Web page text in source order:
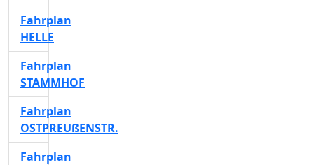
Fahrplan
HELLE
Fahrplan
STAMMHOF
Fahrplan
OSTPREUßENSTR.
Fahrplan